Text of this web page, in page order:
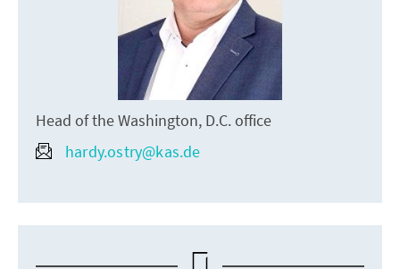
Head of the Washington, D.C. office
hardy.ostry@kas.de